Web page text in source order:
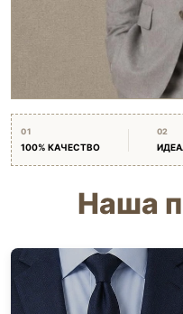
01
100% КАЧЕСТВО
02
Наша